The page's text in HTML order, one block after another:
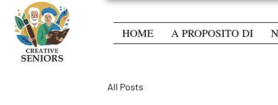
HOME A PROPOSITO DI
All Posts